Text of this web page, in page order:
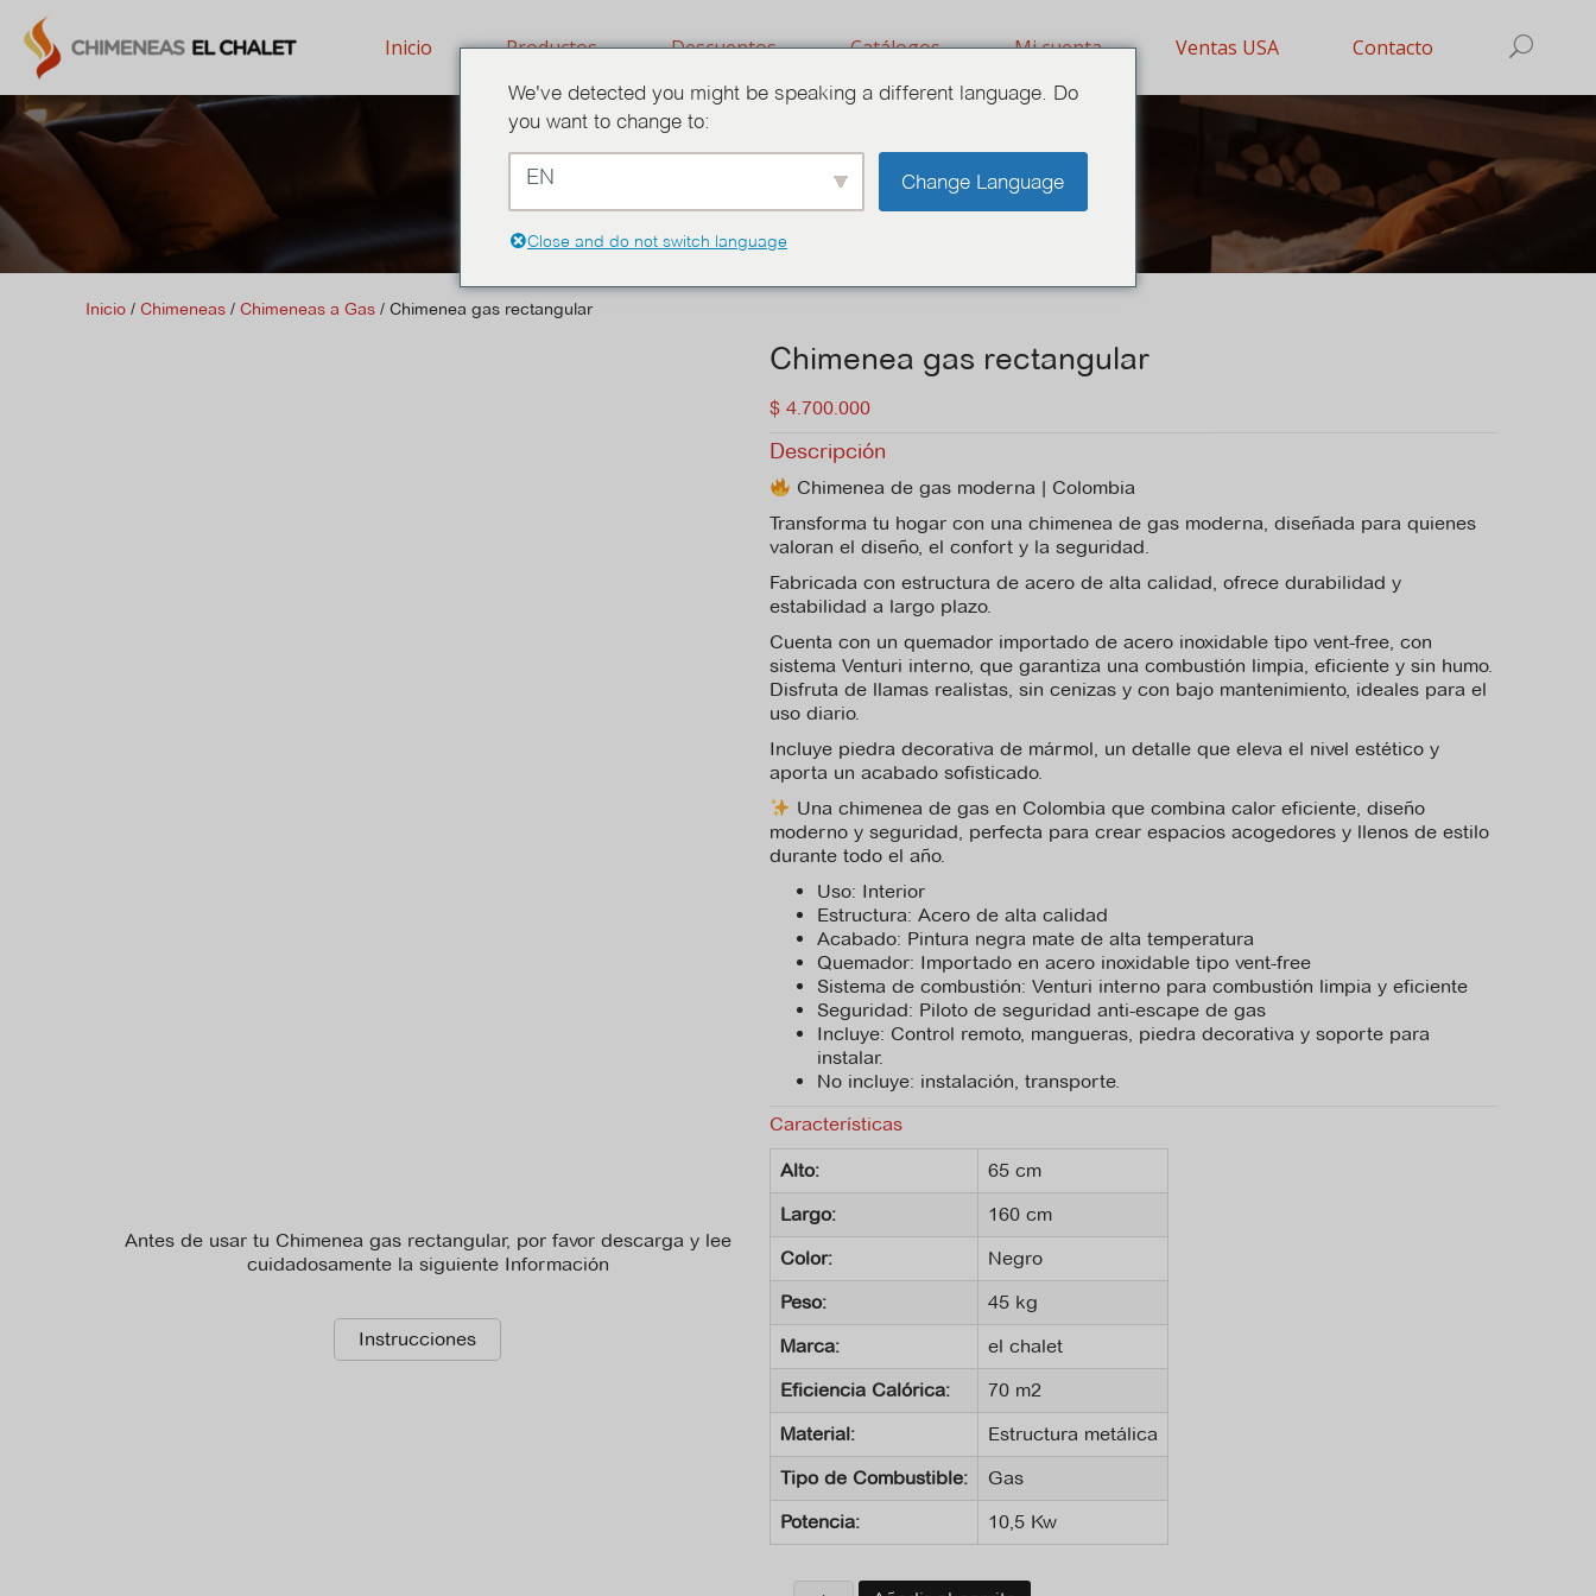
Inicio Productos Descuentos Catálogos Mi cuenta Ventas USA Contacto
Chimeneas a Gas
Inicio / Chimeneas / Chimeneas a Gas / Chimenea gas rectangular
Antes de usar tu Chimenea gas rectangular, por favor descarga y lee
cuidadosamente la siguiente Información
Instrucciones
Chimenea gas rectangular
$ 4.700.000
Descripción
Chimenea de gas moderna | Colombia
Transforma tu hogar con una chimenea de gas moderna, diseñada para quienes
valoran el diseño, el confort y la seguridad.
Fabricada con estructura de acero de alta calidad, ofrece durabilidad y
estabilidad a largo plazo.
Cuenta con un quemador importado de acero inoxidable tipo vent-free, con
sistema Venturi interno, que garantiza una combustión limpia, eficiente y sin humo.
Disfruta de llamas realistas, sin cenizas y con bajo mantenimiento, ideales para el
uso diario.
Incluye piedra decorativa de mármol, un detalle que eleva el nivel estético y
aporta un acabado sofisticado.
Una chimenea de gas en Colombia que combina calor eficiente, diseño
moderno y seguridad, perfecta para crear espacios acogedores y llenos de estilo
durante todo el año.
Uso: Interior
Estructura: Acero de alta calidad
Acabado: Pintura negra mate de alta temperatura
Quemador: Importado en acero inoxidable tipo vent-free
Sistema de combustión: Venturi interno para combustión limpia y eficiente
Seguridad: Piloto de seguridad anti-escape de gas
Incluye: Control remoto, mangueras, piedra decorativa y soporte para
instalar.
No incluye: instalación, transporte.
Características
Alto:
65 cm
Largo:
160 cm
Color:
Negro
Peso:
45 kg
Marca:
el chalet
Eficiencia Calórica:
70 m2
Material:
Estructura metálica
Tipo de Combustible:
Gas
Potencia:
10,5 Kw
Chimenea
We've detected you might be speaking a different language. Do
you want to change to:
EN Change Language
Close and do not switch language